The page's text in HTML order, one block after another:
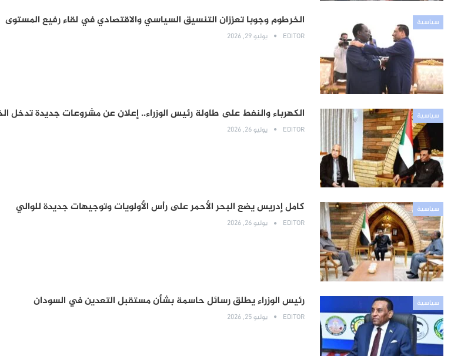
سياسية الخرطوم وجوبا تعززان التنسيق السياسي والاقتصادي في لقاء رفيع المستوى
EDITOR يوليو 29, 2026
سياسية الكهرباء والنفط على طاولة رئيس الوزراء.. إعلان عن مشروعات جديدة تدخل
EDITOR يوليو 26, 2026
سياسية كامل إدريس يضع البحر الأحمر على رأس الأولويات وتوجيهات جديدة للوالي
EDITOR يوليو 26, 2026
سياسية رئيس الوزراء يطلق رسائل حاسمة بشأن مستقبل التعدين في السودان
EDITOR يوليو 25, 2026